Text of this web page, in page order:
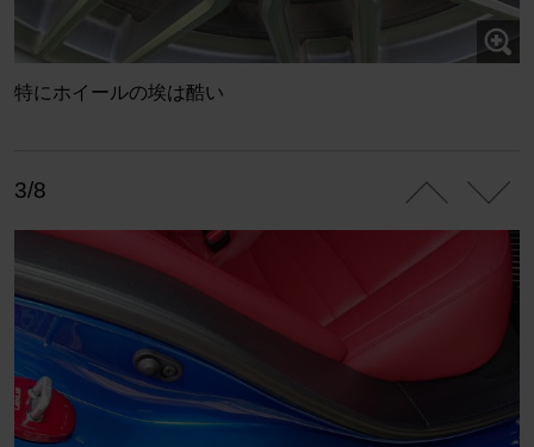
特にホイールの埃は酷い
3/8